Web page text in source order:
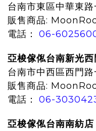
台南市東區中華東
販售商品:
電話：
06-
亞梭傢俬台南新光西
台南市中西區西門
販售商品:
電話：
06-
亞梭傢俬台南南紡店